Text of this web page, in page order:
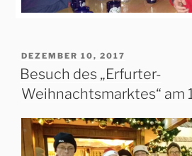
VERÖFFENTLICHT
AM
DEZEMBER 10, 2017
Besuch des „Erfurter-
Weihnachtsmarktes“ am